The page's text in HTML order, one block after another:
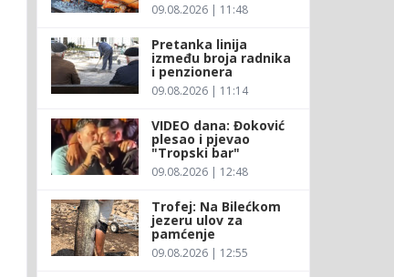
09.08.2026 | 11:48
Pretanka linija
između broja radnika
i penzionera
09.08.2026 | 11:14
VIDEO dana: Đoković
plesao i pjevao
"Tropski bar"
09.08.2026 | 12:48
Trofej: Na Bilećkom
jezeru ulov za
pamćenje
09.08.2026 | 12:55